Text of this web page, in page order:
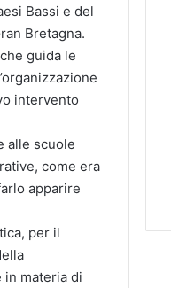
Bassi e del
Bretagna.
guida le
intervento
alle scuole
come era
apparire
per il
in materia di